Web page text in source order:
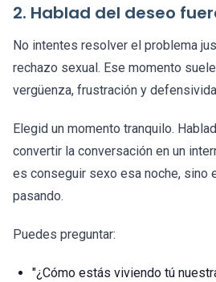
2. Hablad del deseo
No intentes resolver el problema
rechazo sexual. Ese momento
vergüenza, frustración y
Elegid un momento tranquilo.
convertir la conversación en un
es conseguir sexo esa noche, sino
pasando.
Puedes preguntar:
"¿Cómo estás viviendo tú